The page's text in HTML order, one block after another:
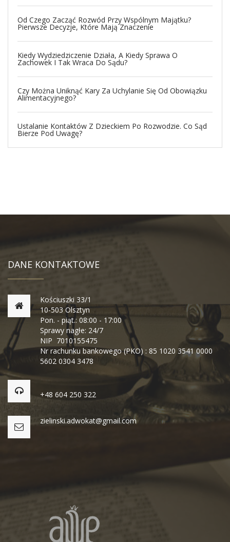
Od Czego Zacząć Rozwód Przy Wspólnym Majątku?
Pierwsze Decyzje, Które Mają Znaczenie
Kiedy Wydziedziczenie Działa, A Kiedy Sprawa O
Zachowek I Tak Wraca Do Sądu?
Czy Można Uniknąć Kary Za Uchylanie Się Od Obowiązku
Alimentacyjnego?
Ustalanie Kontaktów Z Dzieckiem Po Rozwodzie. Co Sąd
Bierze Pod Uwagę?
DANE KONTAKTOWE
Kościuszki 33/1
10-503 Olsztyn
Pon. - piąt.: 08:00 - 17:00
Sprawy nagłe: 24/7
NIP 7010155475
Nr rachunku bankowego (PKO) : 85 1020 3541 0000
5602 0304 3478
+48 604 250 322
zielinski.adwokat@gmail.com